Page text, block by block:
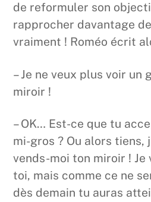
de reformuler son
rapprocher davantage
vraiment ! Roméo écrit
– Je ne veux plus voir un
miroir !
– OK… Est-ce que tu
mi-gros ? Ou alors tiens,
vends-moi ton miroir ! Je
toi, mais comme ce ne
dès demain tu auras